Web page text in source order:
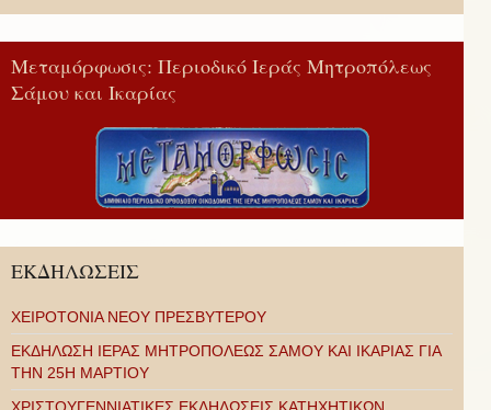
Μεταμόρφωσις: Περιοδικό Ιεράς Μητροπόλεως
Σάμου και Ικαρίας
ΕΚΔΗΛΩΣΕΙΣ
ΧΕΙΡΟΤΟΝΙΑ ΝΕΟΥ ΠΡΕΣΒΥΤΕΡΟΥ
ΕΚΔΗΛΩΣΗ ΙΕΡΑΣ ΜΗΤΡΟΠΟΛΕΩΣ ΣΑΜΟΥ ΚΑΙ ΙΚΑΡΙΑΣ ΓΙΑ
ΤΗΝ 25Η ΜΑΡΤΙΟΥ
ΧΡΙΣΤΟΥΓΕΝΝΙΑΤΙΚΕΣ ΕΚΔΗΛΩΣΕΙΣ ΚΑΤΗΧΗΤΙΚΩΝ